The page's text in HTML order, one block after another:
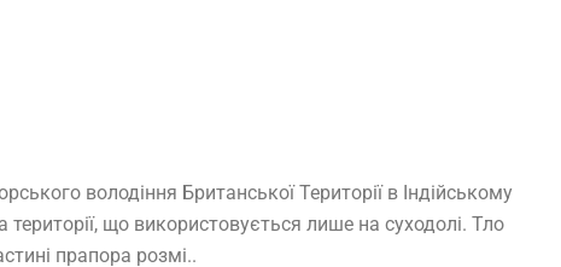
володіння Британської Території в Індійському
що використовується лише на суходолі. Тло
прапора розмі..